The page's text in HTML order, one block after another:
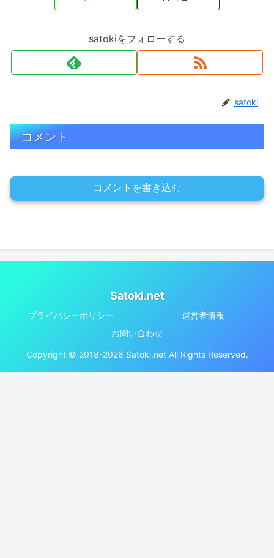
satokiをフォローする
satoki
コメント
コメントを書き込む
Satoki.net
プライバシーポリシー
運営者情報
お問い合わせ
Copyright © 2018-2026 Satoki.net All Rights Reserved.